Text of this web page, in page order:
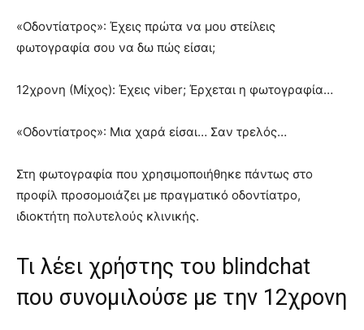
«Οδοντίατρος»: Έχεις πρώτα να μου στείλεις
φωτογραφία σου να δω πώς είσαι;
12χρονη (Μίχος): Έχεις viber; Έρχεται η φωτογραφία…
«Οδοντίατρος»: Μια χαρά είσαι… Σαν τρελός…
Στη φωτογραφία που χρησιμοποιήθηκε πάντως στο
προφίλ προσομοιάζει με πραγματικό οδοντίατρο,
ιδιοκτήτη πολυτελούς κλινικής.
Τι λέει χρήστης του blindchat
που συνομιλούσε με την 12χρονη